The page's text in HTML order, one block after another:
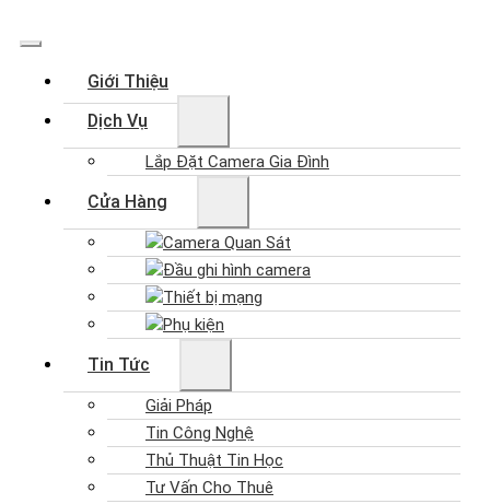
Giới Thiệu
Dịch Vụ
Lắp Đặt Camera Gia Đình
Cửa Hàng
Camera Quan Sát
Đầu ghi hình camera
Thiết bị mạng
Phụ kiện
Tin Tức
Giải Pháp
Tin Công Nghệ
Thủ Thuật Tin Học
Tư Vấn Cho Thuê